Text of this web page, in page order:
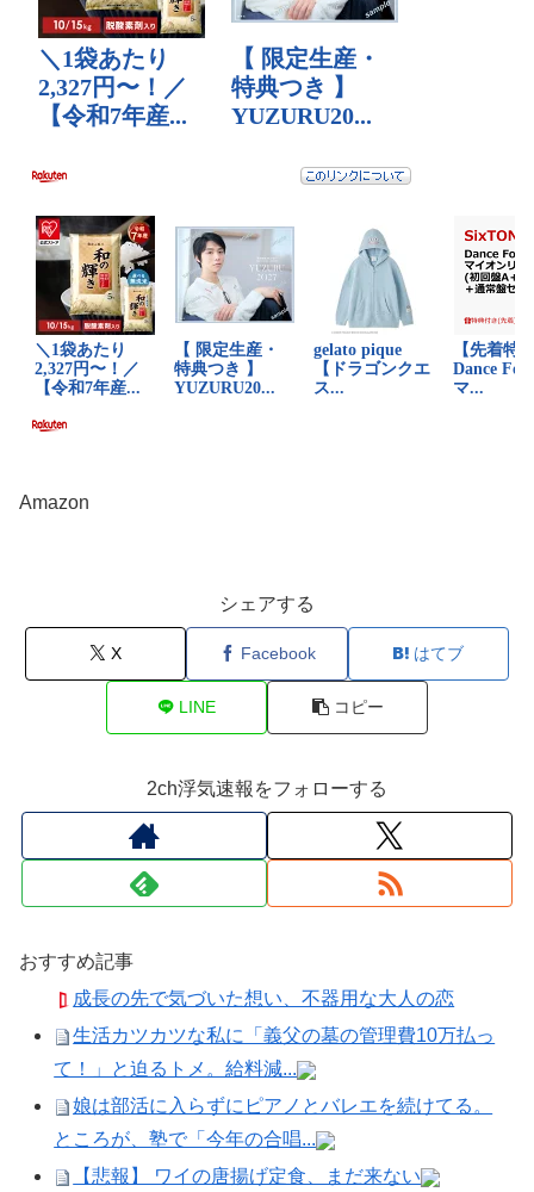
Amazon
シェアする
X Facebook はてブ
LINE コピー
2ch浮気速報をフォローする
おすすめ記事
成長の先で気づいた想い、不器用な大人の恋
生活カツカツな私に「義父の墓の管理費10万払っ
て！」と迫るトメ。給料減...
娘は部活に入らずにピアノとバレエを続けてる。
ところが、塾で「今年の合唱...
【悲報】 ワイの唐揚げ定食、まだ来ない